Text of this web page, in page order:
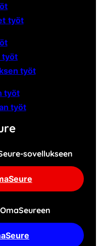
työt
työt
työt
työt
työt
sovellukseen